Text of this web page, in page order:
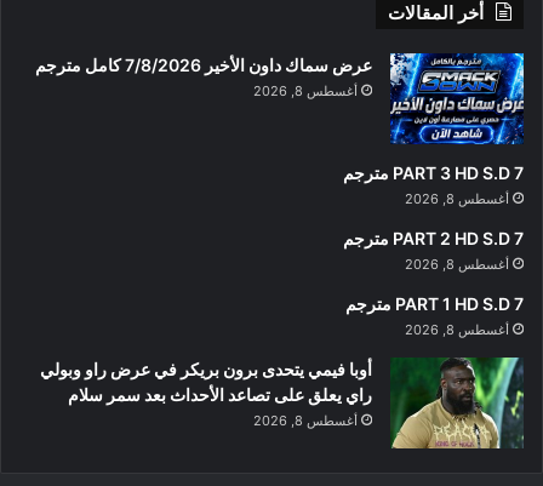
أخر المقالات
عرض سماك داون الأخير 7/8/2026 كامل مترجم
أغسطس 8, 2026
PART 3 HD S.D 7 مترجم
أغسطس 8, 2026
PART 2 HD S.D 7 مترجم
أغسطس 8, 2026
PART 1 HD S.D 7 مترجم
أغسطس 8, 2026
أوبا فيمي يتحدى برون بريكر في عرض راو وبولي
راي يعلق على تصاعد الأحداث بعد سمر سلام
أغسطس 8, 2026